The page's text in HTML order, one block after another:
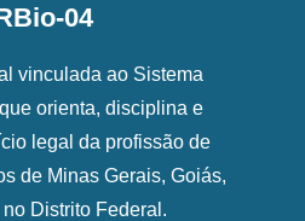
04
vinculada ao Sistema
orienta, disciplina e
legal da profissão de
de Minas Gerais, Goiás,
Distrito Federal.